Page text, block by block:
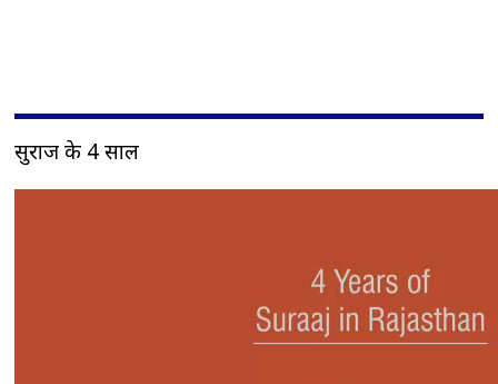
सुराज के 4 साल